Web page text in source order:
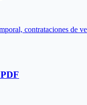
contrataciones de